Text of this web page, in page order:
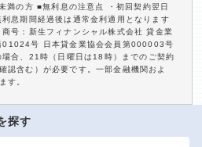
満の方 ■無利息の注意点 ・初回契約翌日
息期間経過後は通常金利適用となります
号：新生フィナンシャル株式会社 貸金業
01024号 日本貸金業協会会員第000003号
合、21時（日曜日は18時）までのご契約
認含む）が必要です。一部金融機関およ
す。
探す